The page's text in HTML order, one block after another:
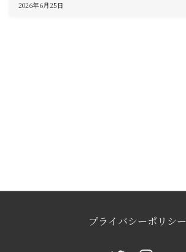
2026年6月25日
プライバシーポリシー